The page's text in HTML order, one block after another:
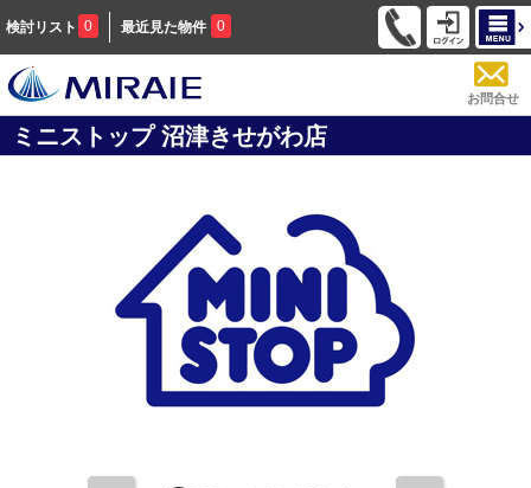
検討リスト 0 最近見た物件 0
お問合せ
ミニストップ 沼津きせがわ店